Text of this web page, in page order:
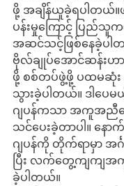
ဖို့ အချိန်ယူခဲ့ရပါတယ်
ပန်းမှုကြောင့် ပြ
အဆင်သင့်ဖြစ်နေခဲ့ပါတ
ဗိုလ်ချုပ်အောင်ဆန်း
ဖို့ စစ်တပ်ဖွဲ့ဖို့ ပထမဆုံ
သွားခဲ့ပါတယ်။ ဒါပ
ဂျပန်ကသာ အကူအညီပေ
သင်ပေးခဲ့တာပါ။ နေ
ဂျပန်ကို တိုက်ရာမှာ
ပြီး လက်တွေ့ကျကျ
ခဲ့ပါတယ်။